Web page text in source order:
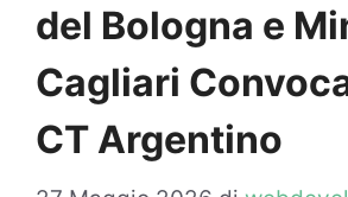
del Bologna e
Cagliari
CT Argentino